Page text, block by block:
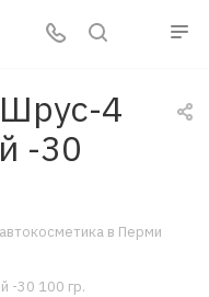
4
-30
в Перми
-30 100 гр.